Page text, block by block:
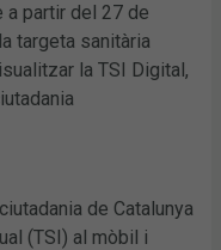
a partir del 27 de
targeta sanitària
la TSI Digital,
de Catalunya
(TSI) al mòbil i